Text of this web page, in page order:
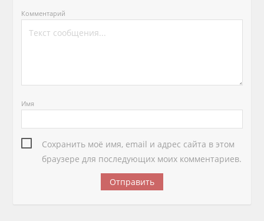
Комментарий
Имя
Сохранить моё имя, email и адрес сайта в этом
браузере для последующих моих комментариев.